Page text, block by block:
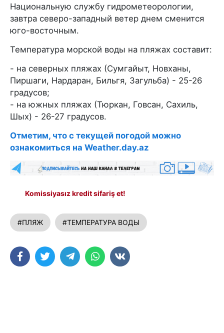
Национальную службу гидрометеорологии,
завтра северо-западный ветер днем сменится
юго-восточным.
Температура морской воды на пляжах составит:
- на северных пляжах (Сумгайыт, Новханы,
Пиршаги, Нардаран, Бильгя, Загульба) - 25-26
градусов;
- на южных пляжах (Тюркан, Говсан, Сахиль,
Шых) - 26-27 градусов.
Отметим, что с текущей погодой можно
ознакомиться на Weather.day.az
Komissiyasız kredit sifariş et!
#ПЛЯЖ #ТЕМПЕРАТУРА ВОДЫ